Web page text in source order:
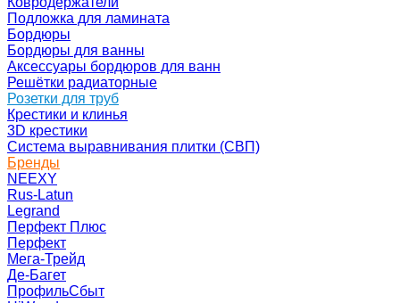
Подложка для ламината
Бордюры
Бордюры для ванны
Аксессуары бордюров для ванн
Решётки радиаторные
Розетки для труб
Крестики и клинья
3D крестики
Система выравнивания плитки (СВП)
Бренды
NEEXY
Rus-Latun
Legrand
Перфект Плюс
Перфект
Мега-Трейд
Де-Багет
ПрофильСбыт